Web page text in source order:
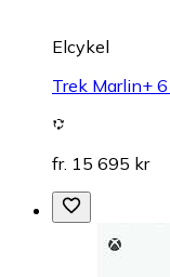
Elcykel
Trek Marlin+
fr. 15 695 kr